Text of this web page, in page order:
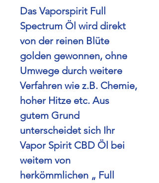
Das Vaporspirit Full
Spectrum Öl wird direkt
von der reinen Blüte
golden gewonnen, ohne
Umwege durch weitere
Verfahren wie z.B. Chemie,
hoher Hitze etc. Aus
gutem Grund
unterscheidet sich Ihr
Vapor Spirit CBD Öl bei
weitem von
herkömmlichen „ Full